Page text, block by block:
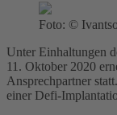
Foto: ©
Unter Einhaltungen
11. Oktober 2020
Ansprechpartner
einer Defi-